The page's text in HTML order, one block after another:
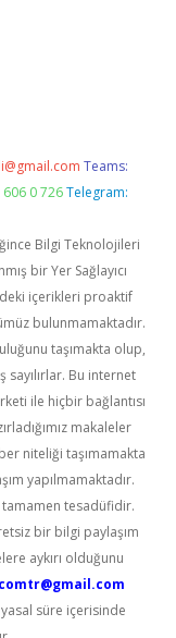
Teams:
0 726 Telegram:
Bilgi Teknolojileri
bir Yer Sağlayıcı
içerikleri proaktif
bulunmamaktadır.
taşımakta olup,
Bu internet
ile hiçbir bağlantısı
makaleler
niteliği taşımamakta
yapılmamaktadır.
tesadüfidir.
bir bilgi paylaşım
aykırı olduğunu
süre içerisinde